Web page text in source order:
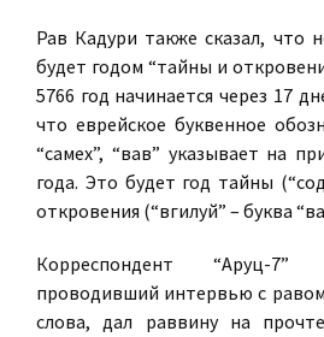
Рав Кадури также сказал, что
будет годом “тайны и
5766 год начинается через 17
что еврейское буквенное
“самех”, “вав” указывает на
года. Это будет год тайны
откровения (“вгилуй” – буква
Корреспондент “Аруц-
проводивший интервью с равом
слова, дал раввину на